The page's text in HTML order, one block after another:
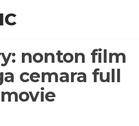
nonton film
cemara full
movie